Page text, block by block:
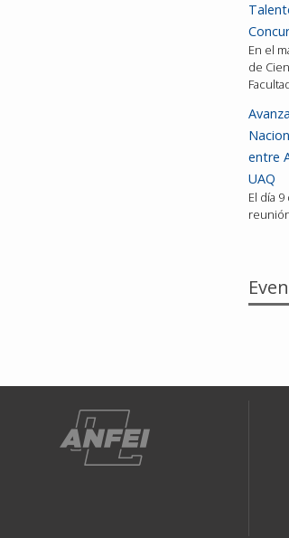
En el
de
entre
UAQ
El día